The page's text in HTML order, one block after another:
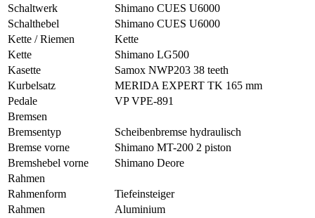
Schaltwerk
Shimano CUES U6000
Schalthebel
Shimano CUES U6000
Kette / Riemen
Kette
Kette
Shimano LG500
Kasette
Samox NWP203 38 teeth
Kurbelsatz
MERIDA EXPERT TK 165 mm
Pedale
VP VPE-891
Bremsen
Bremsentyp
Scheibenbremse hydraulisch
Bremse vorne
Shimano MT-200 2 piston
Bremshebel vorne
Shimano Deore
Rahmen
Rahmenform
Tiefeinsteiger
Rahmen
Aluminium